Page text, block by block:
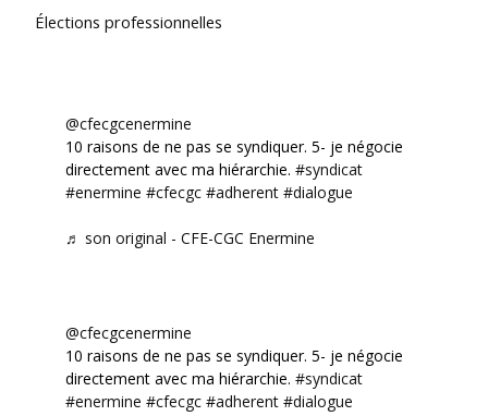
Élections professionnelles
@cfecgcenermine
10 raisons de ne pas se syndiquer. 5- je négocie
directement avec ma hiérarchie. #syndicat
#enermine #cfecgc #adherent #dialogue
♬ son original - CFE-CGC Enermine
@cfecgcenermine
10 raisons de ne pas se syndiquer. 5- je négocie
directement avec ma hiérarchie. #syndicat
#enermine #cfecgc #adherent #dialogue